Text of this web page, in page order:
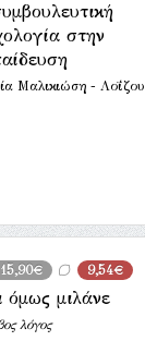
στην
Μαλικιώση - Λοΐζου
15,90€ 9,54€
όμως μιλάνε
λόγος